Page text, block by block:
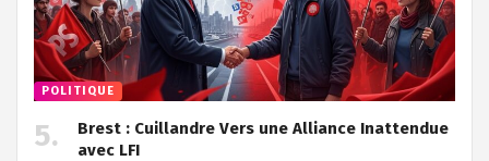
POLITIQUE
Brest : Cuillandre Vers une Alliance Inattendue
avec LFI